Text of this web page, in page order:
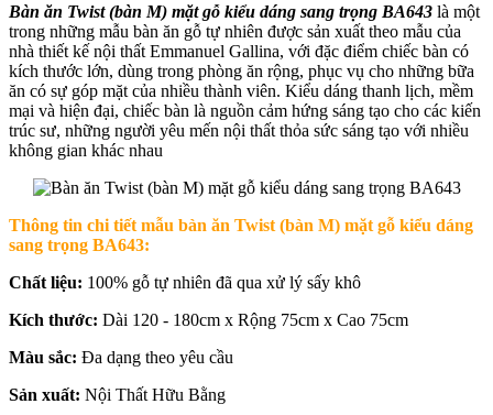
Bàn ăn Twist (bàn M) mặt gỗ kiểu dáng sang trọng BA643 là một
trong những mẫu bàn ăn gỗ tự nhiên được sản xuất theo mẫu của
nhà thiết kế nội thất Emmanuel Gallina, với đặc điểm chiếc bàn có
kích thước lớn, dùng trong phòng ăn rộng, phục vụ cho những bữa
ăn có sự góp mặt của nhiều thành viên. Kiểu dáng thanh lịch, mềm
mại và hiện đại, chiếc bàn là nguồn cảm hứng sáng tạo cho các kiến
trúc sư, những người yêu mến nội thất thỏa sức sáng tạo với nhiều
không gian khác nhau
Thông tin chi tiết mẫu bàn ăn Twist (bàn M) mặt gỗ kiểu dáng
sang trọng BA643:
Chất liệu: 100% gỗ tự nhiên đã qua xử lý sấy khô
Kích thước: Dài 120 - 180cm x Rộng 75cm x Cao 75cm
Màu sắc: Đa dạng theo yêu cầu
Sản xuất: Nội Thất Hữu Bằng